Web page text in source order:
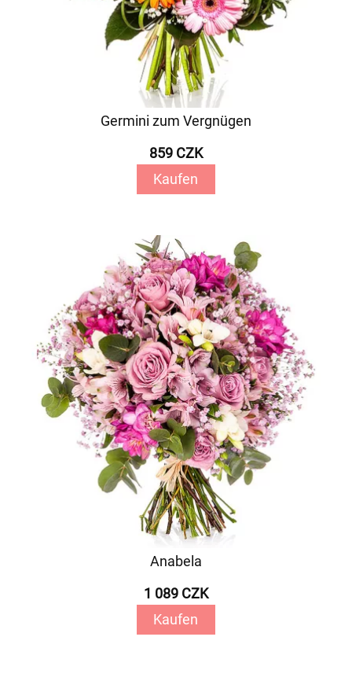
Germini zum Vergnügen
859 CZK
Kaufen
Anabela
1 089 CZK
Kaufen